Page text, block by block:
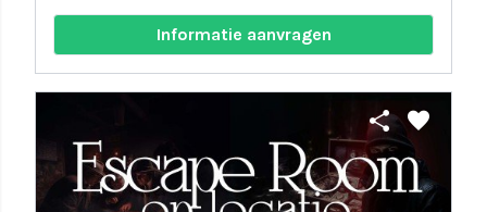
Informatie aanvragen
share favorite